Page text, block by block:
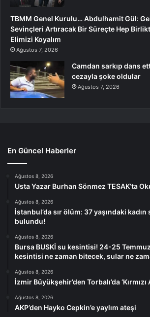
TBMM Genel Kurulu… Abdulhamit Gül:
Sevinçleri Artıracak Bir Süreçte Hep
Elimizi Koyalım
Ağustos 7, 2026
Camdan sarkıp dans
cezayla şoke oldular
Ağustos 7, 2026
En Güncel Haberler
Ağustos 8, 2026
Usta Yazar Burhan Sönmez TESAK’ta
Ağustos 8, 2026
İstanbul’da sır ölüm: 37 yaşındaki kadın
bulundu!
Ağustos 8, 2026
Bursa BUSKİ su kesintisi! 24-25
kesintisi ne zaman bitecek, sular ne
Ağustos 8, 2026
İzmir Büyükşehir’den Torbalı’da ‘Kırmızı
Ağustos 8, 2026
AKP’den Hayko Cepkin’e yaylım ateşi